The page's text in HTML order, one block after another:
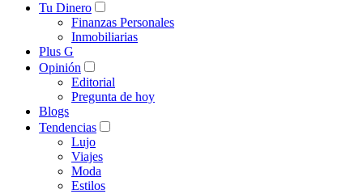
Tu Dinero
Finanzas Personales
Inmobiliarias
Plus G
Opinión
Editorial
Pregunta de hoy
Blogs
Tendencias
Lujo
Viajes
Moda
Estilos